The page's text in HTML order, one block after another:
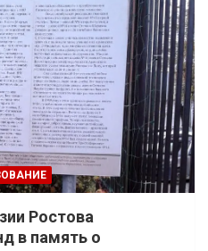
Ростова
в память о